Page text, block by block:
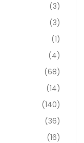
(3)
(3)
(1)
(4)
(68)
(14)
(140)
(36)
(16)